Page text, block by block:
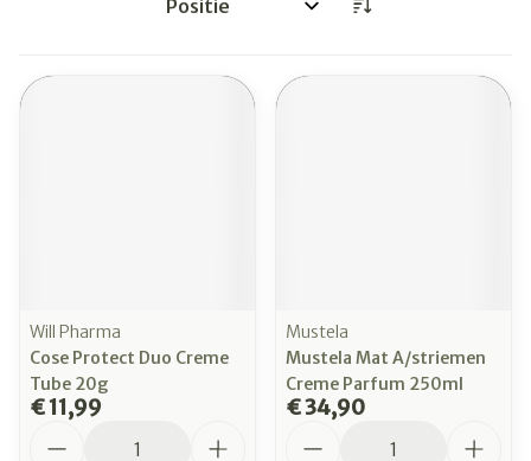
Sorteer op:
Will Pharma
Cose Protect Duo Creme
Tube 20g
€ 11,99
Mustela
Mustela Mat A/striemen
Creme Parfum 250ml
€ 34,90